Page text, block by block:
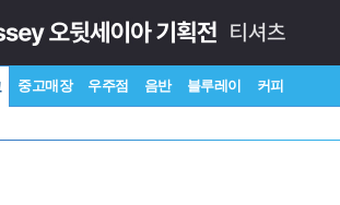
중고매장 우주점 음반 블루레이 커피